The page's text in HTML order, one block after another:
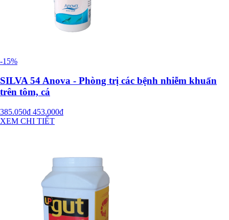
-15%
SILVA 54 Anova - Phòng trị các bệnh nhiễm khuẩn
trên tôm, cá
385.050đ 453.000đ
XEM CHI TIẾT